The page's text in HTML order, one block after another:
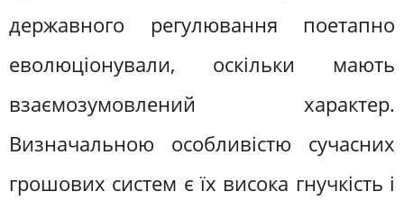
державного регулювання поетапно
еволюціонували, оскільки мають
взаємозумовлений характер.
Визначальною особливістю сучасних
грошових систем є їх висока гнучкість і